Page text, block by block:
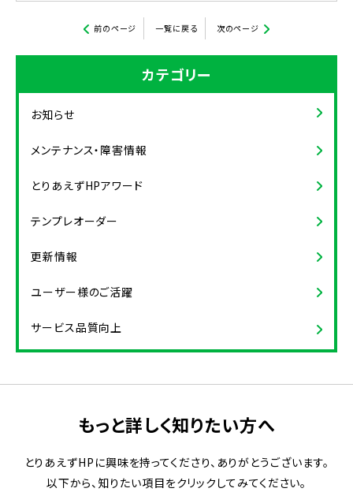
前のページ 一覧に戻る 次のページ
カテゴリー
お知らせ
メンテナンス・障害情報
とりあえずHPアワード
テンプレオーダー
更新情報
ユーザー様のご活躍
サービス品質向上
もっと詳しく知りたい方へ
とりあえずHPに興味を持ってくださり、ありがとうございます。
以下から、知りたい項目をクリックしてみてください。